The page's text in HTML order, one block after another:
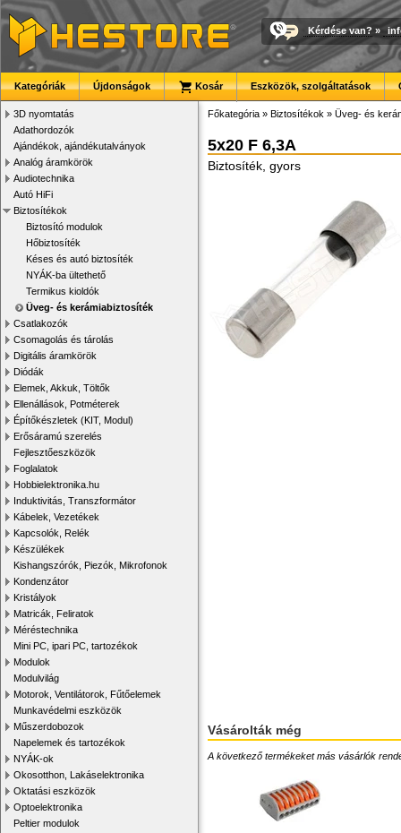
Kérdése van? »
Kategóriák Újdonságok Kosár Eszközök, szolgáltatások
3D nyomtatás
Adathordozók
Ajándékok, ajándékutalványok
Analóg áramkörök
Audiotechnika
Autó HiFi
Biztosítékok
Biztosító modulok
Hőbiztosíték
Késes és autó biztosíték
NYÁK-ba ültethető
Termikus kioldók
Üveg- és kerámiabiztosíték
Csatlakozók
Csomagolás és tárolás
Digitális áramkörök
Diódák
Elemek, Akkuk, Töltők
Ellenállások, Potméterek
Építőkészletek (KIT, Modul)
Erősáramú szerelés
Fejlesztőeszközök
Foglalatok
Hobbielektronika.hu
Induktivitás, Transzformátor
Kábelek, Vezetékek
Kapcsolók, Relék
Készülékek
Kishangszórók, Piezók, Mikrofonok
Kondenzátor
Kristályok
Matricák, Feliratok
Méréstechnika
Mini PC, ipari PC, tartozékok
Modulok
Modulvilág
Motorok, Ventilátorok, Fűtőelemek
Munkavédelmi eszközök
Műszerdobozok
Napelemek és tartozékok
NYÁK-ok
Okosotthon, Lakáselektronika
Oktatási eszközök
Optoelektronika
Peltier modulok
Főkategória » Biztosítékok » Üveg- és
5x20 F 6,3A
Biztosíték, gyors
Vásárolták még
A következő termékeket más vásárlók